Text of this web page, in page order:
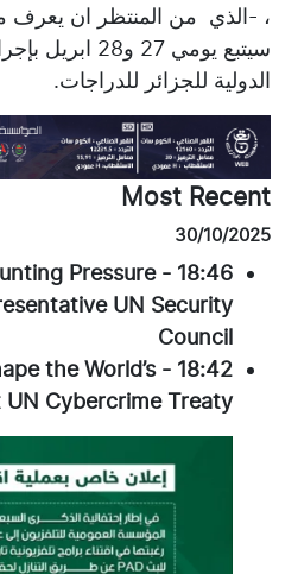
سيتبع يومي 27
الدولية للجزائر للدراجات.
Most Recent
30/10/2025
18:46
-
Pressure
UN Security
Council
18:42
-
the World’s
UN Cybercrime Treaty